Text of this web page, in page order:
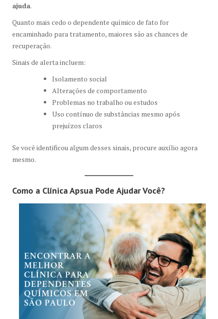
ajuda.
Quanto mais cedo o dependente químico de fato for
encaminhado para tratamento, maiores são as chances de
recuperação.
Sinais de alerta incluem:
Isolamento social
Alterações de comportamento
Problemas no trabalho ou estudos
Uso contínuo de substâncias mesmo após
prejuízos claros
Se você identificou algum desses sinais, procure auxílio agora
mesmo.
Como a Clínica Apsua Pode Ajudar Você?